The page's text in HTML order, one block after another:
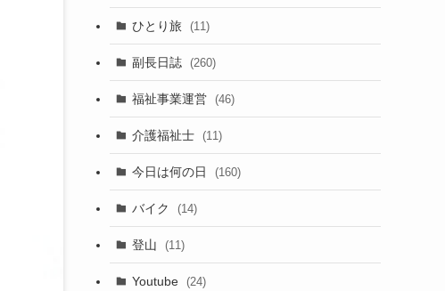
ひとり旅 (11)
副長日誌 (260)
福祉事業運営 (46)
介護福祉士 (11)
今日は何の日 (160)
バイク (14)
登山 (11)
Youtube (24)